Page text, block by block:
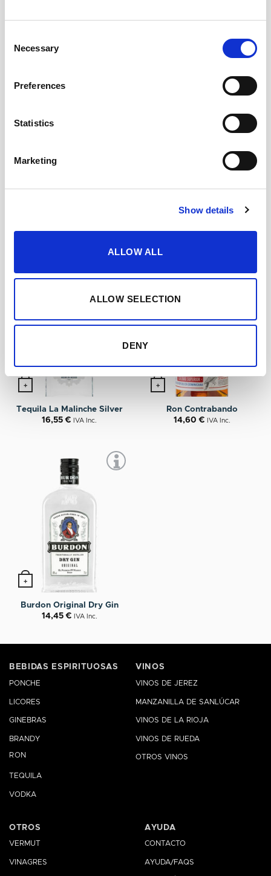
Selection
Necessary
Preferences
Statistics
Marketing
Show details
ALLOW ALL
ALLOW SELECTION
DENY
CUÁNDO Y CÓMO DISFRUTARLO
TAMBIÉN TE GUSTARÁ
+
Tequila La Malinche Silver
16,55€ IVA Inc.
+
Ron Contrabando
14,60€ IVA Inc.
+
Burdon Original Dry Gin
14,45€ IVA Inc.
BEBIDAS ESPIRITUOSAS
PONCHE
LICORES
GINEBRAS
BRANDY
RON
TEQUILA
VODKA
VINOS
VINOS DE JEREZ
MANZANILLA DE SANLÚCAR
VINOS DE LA RIOJA
VINOS DE RUEDA
OTROS VINOS
OTROS
VERMUT
VINAGRES
AYUDA
CONTACTO
AYUDA/FAQS